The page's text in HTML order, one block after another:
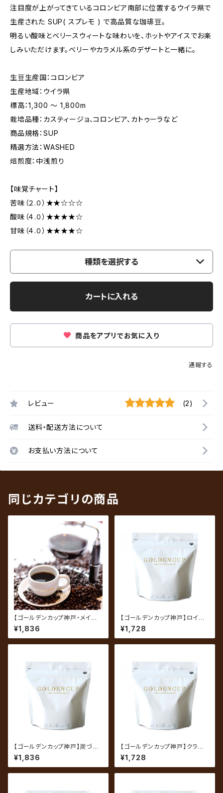
注目度が上がってきているコロンビア南部に位置するウイラ県で
生産された SUP( スプレモ ) で高品質な珈琲豆。
明るい酸味とベリースウィートな味わいを、ホットやアイスでお楽
しみいただけます。ベリーやカラメル系のデザートと一緒に。
生豆生産国：コロンビア
生産地域：ウイラ県
標高：1,300 ～ 1,800m
栽培品種：カスティージョ、コロンビア、カトゥーラなど
商品規格：SUP
精選方法：WASHED
焙煎度：中浅煎り
【味覚チャート】
苦味（２.０）★★☆☆☆
酸味（４.０）★★★★☆
甘味（４.０）★★★★☆
種類を選択する
カートに入れる
商品をアプリでお気に入り
通報する
レビュー (2)
送料・配送方法について
お支払い方法について
同じカテゴリの商品
【ゴールデンカップ神戸・メイン
ブレンド】プレミアム 200g（約
20杯分）
¥1,836
【ゴールデンカップ神戸】ロイヤ
ルブレンド 200g（約20杯分）
¥1,728
【ゴールデンカップ神戸】炭づくり
（炭焼珈琲） 200g（約20杯
分）
¥1,836
【ゴールデンカップ神戸】クラシッ
クビターブレンド 200g（約20
杯分）
¥1,728